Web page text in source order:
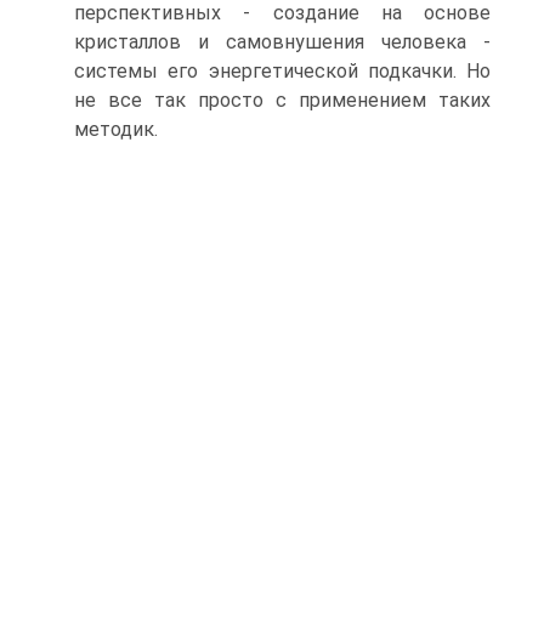
перспективных - создание на основе
кристаллов и самовнушения человека -
системы его энергетической подкачки. Но
не все так просто с применением таких
методик.